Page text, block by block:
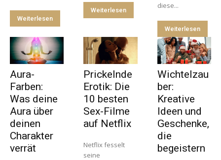
Weiterlesen
Weiterlesen
diese...
Weiterlesen
Aura-
Farben:
Was deine
Aura über
deinen
Charakter
verrät
Prickelnde
Erotik: Die
10 besten
Sex-Filme
auf Netflix
Netflix fesselt
seine
Wichtelzau
ber:
Kreative
Ideen und
Geschenke,
die
begeistern